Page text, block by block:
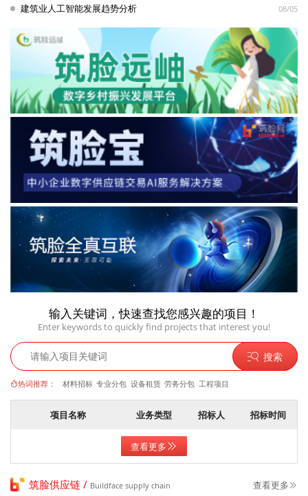
建筑业人工智能发展趋势分析 08/05
输入关键词，快速查找您感兴趣的项目！
Enter keywords to quickly find projects that interest you!
搜索
热词推荐： 材料招标 专业分包 设备租赁 劳务分包 工程项目
项目名称 业务类型 招标人 招标时间
查看更多
筑脸供应链 / Buildface supply chain 查看更多